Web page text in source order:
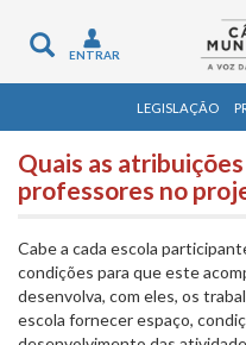
Toggle
navigation
ENTRAR
LEGISLAÇÃO
Quais as
professores no
Cabe a cada escola
condições para que este
desenvolva, com eles, os
escola fornecer espaço,